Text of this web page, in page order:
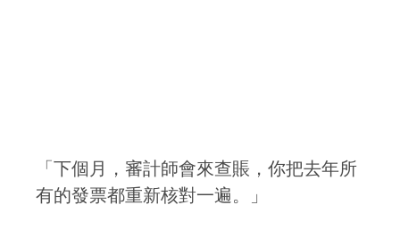
「下個月，審計師會來查賬，你把去年所
有的發票都重新核對一遍。」